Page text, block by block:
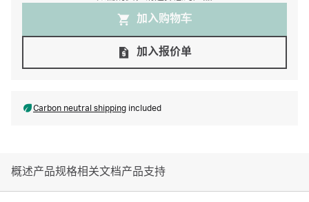
加入购物⻋
加入报价单
Carbon neutral shipping included
概述产品规格相关文档产品支持